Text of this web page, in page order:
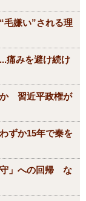
毛嫌い”される理
痛みを避け続け
か 習近平政権が
ずか15年で秦を
守」への回帰 な